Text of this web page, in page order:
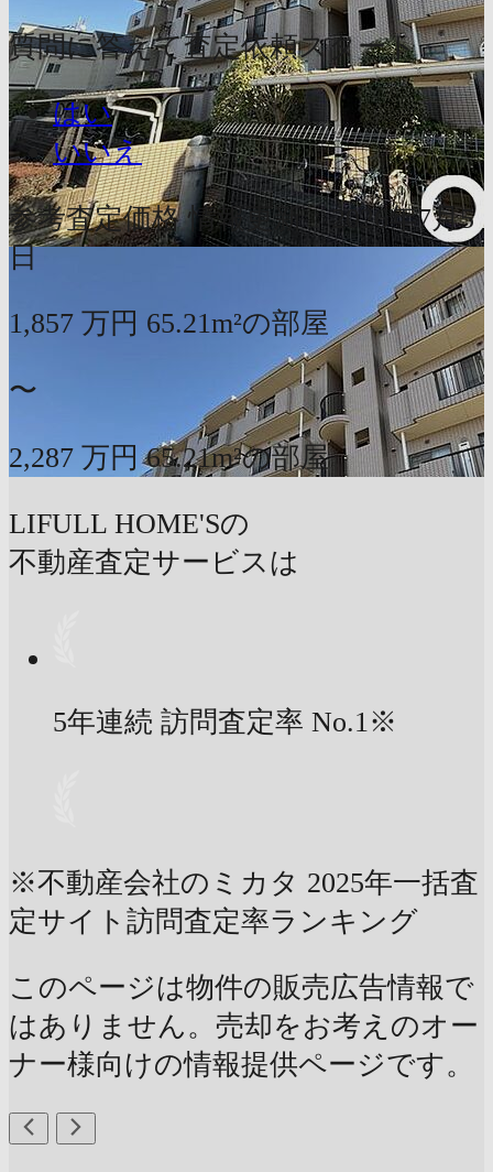
質問に答えて査定依頼スタート
はい
いいえ
参考査定価格 情報更新：2026年7月5
日
1,857 万円 65.21m²の部屋
〜
2,287 万円 65.21m²の部屋
LIFULL HOME'Sの
不動産査定サービスは
5年連続 訪問査定率 No.1※
※不動産会社のミカタ 2025年一括査
定サイト訪問査定率ランキング
このページは物件の販売広告情報で
はありません。売却をお考えのオー
ナー様向けの情報提供ページです。